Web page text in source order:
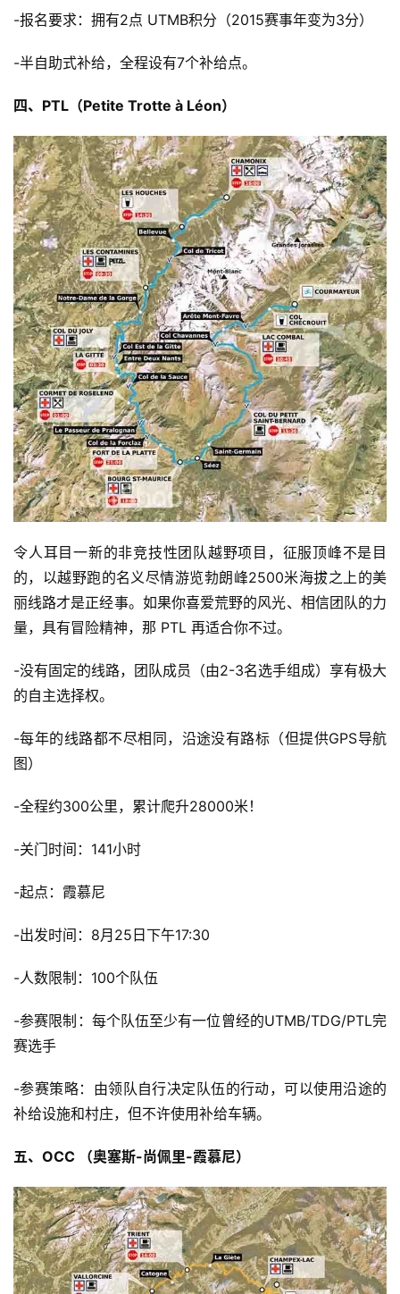
察
装
练
视
频
用
户
精
选
运
动
集
-报名要求：拥有2点 UTMB积分（2015赛事年变为3分）
-半自助式补给，全程设有7个补给点。
四、PTL（Petite Trotte à Léon）
令人耳目一新的非竞技性团队越野项目，征服顶峰不是目
的，以越野跑的名义尽情游览勃朗峰2500米海拔之上的美
丽线路才是正经事。如果你喜爱荒野的风光、相信团队的力
量，具有冒险精神，那 PTL 再适合你不过。
-没有固定的线路，团队成员（由2-3名选手组成）享有极大
的自主选择权。
-每年的线路都不尽相同，沿途没有路标（但提供GPS导航
图）
-全程约300公里，累计爬升28000米！
-关门时间：141小时
-起点：霞慕尼
-出发时间：8月25日下午17:30
-人数限制：100个队伍
-参赛限制：每个队伍至少有一位曾经的UTMB/TDG/PTL完
赛选手
-参赛策略：由领队自行决定队伍的行动，可以使用沿途的
补给设施和村庄，但不许使用补给车辆。
五、OCC （奥塞斯-尚佩里-霞慕尼）